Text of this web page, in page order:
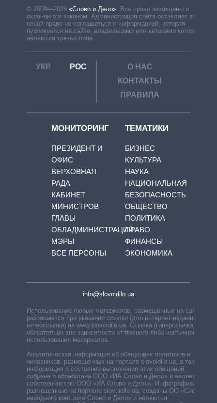
© 2009—2026 «Слово и Дело» Все права защищены и
охраняются законом. Администрация сайта оставляет за
собой право не соглашаться с информацией, которая
публикуется на сайте, владельцами или авторами которой
являются третьи лица.
УКР РОС
О НАС
КОНТАКТЫ
ПРАВИЛА
МОНИТОРИНГ
ПРЕЗИДЕНТ И
ОФИС
ВЕРХОВНАЯ
РАДА
КАБИНЕТ
МИНИСТРОВ
ГЛАВЫ
ОБЛАДМИНИСТРАЦИЙ
МЭРЫ
ВСЕ ПЕРСОНЫ
ТЕМАТИКИ
БИЗНЕС
КУЛЬТУРА
НАУКА
НАЦИОНАЛЬНАЯ
БЕЗОПАСНОСТЬ
ОБЩЕСТВО
ПОЛИТИКА
ПРАВО
ФИНАНСЫ
ЭКОНОМИКА
info@slovoidilo.ua
Использование любых материалов, размещённых на сайте,
разрешается при указании ссылки (для интернет-изданий —
гиперссылки) на www.slovoidilo.ua. Ссылка (гиперссылка)
обязательна вне зависимости от полного либо частичного
использования материалов.
Аналитическая информация об обещаниях политиков и
чиновников, размещенных на портале slovoidilo.ua, а также
информация о состоянии выполнения этих обещаний,
собрана и обработана ООО «ИА Слово и Дело» и является
собственностью ООО «ИА Слово и Дело». Инфографики,
размещенные на портале slovoidilo.ua, созданы ОО «Система
народного контроля Слово и Дело» и являются